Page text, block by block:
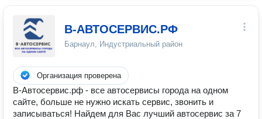
В-АВТОСЕРВИС.РФ
Барнаул, Индустриальный район
Организация проверена
В-Автосервис.рф - все автосервисы города на одном
сайте, больше не нужно искать сервис, звонить и
записываться! Найдем для Вас лучший автосервис за 7